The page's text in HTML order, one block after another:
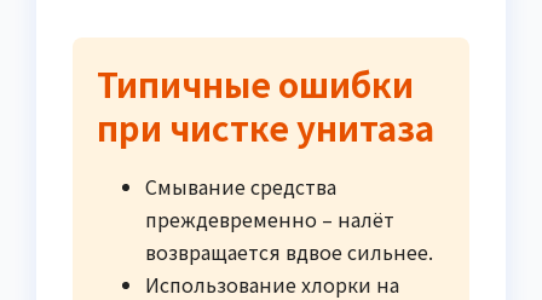
Типичные ошибки
при чистке унитаза
Смывание средства
преждевременно – налёт
возвращается вдвое сильнее.
Использование хлорки на